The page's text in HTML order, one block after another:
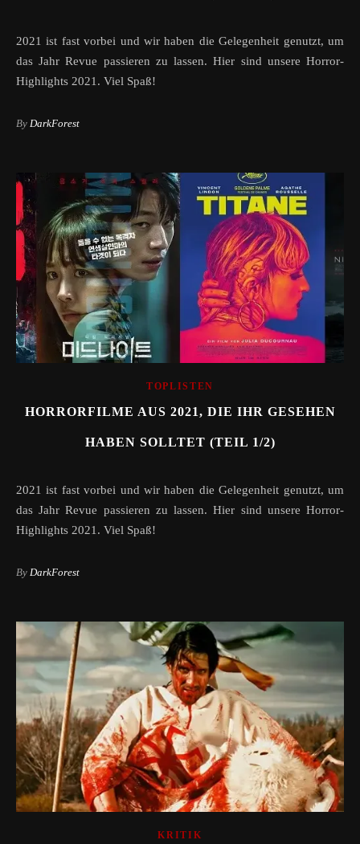
2021 ist fast vorbei und wir haben die Gelegenheit genutzt, um
das Jahr Revue passieren zu lassen. Hier sind unsere Horror-
Highlights 2021. Viel Spaß!
By DarkForest
TOPLISTEN
HORRORFILME AUS 2021, DIE IHR GESEHEN
HABEN SOLLTET (TEIL 1/2)
2021 ist fast vorbei und wir haben die Gelegenheit genutzt, um
das Jahr Revue passieren zu lassen. Hier sind unsere Horror-
Highlights 2021. Viel Spaß!
By DarkForest
KRITIK